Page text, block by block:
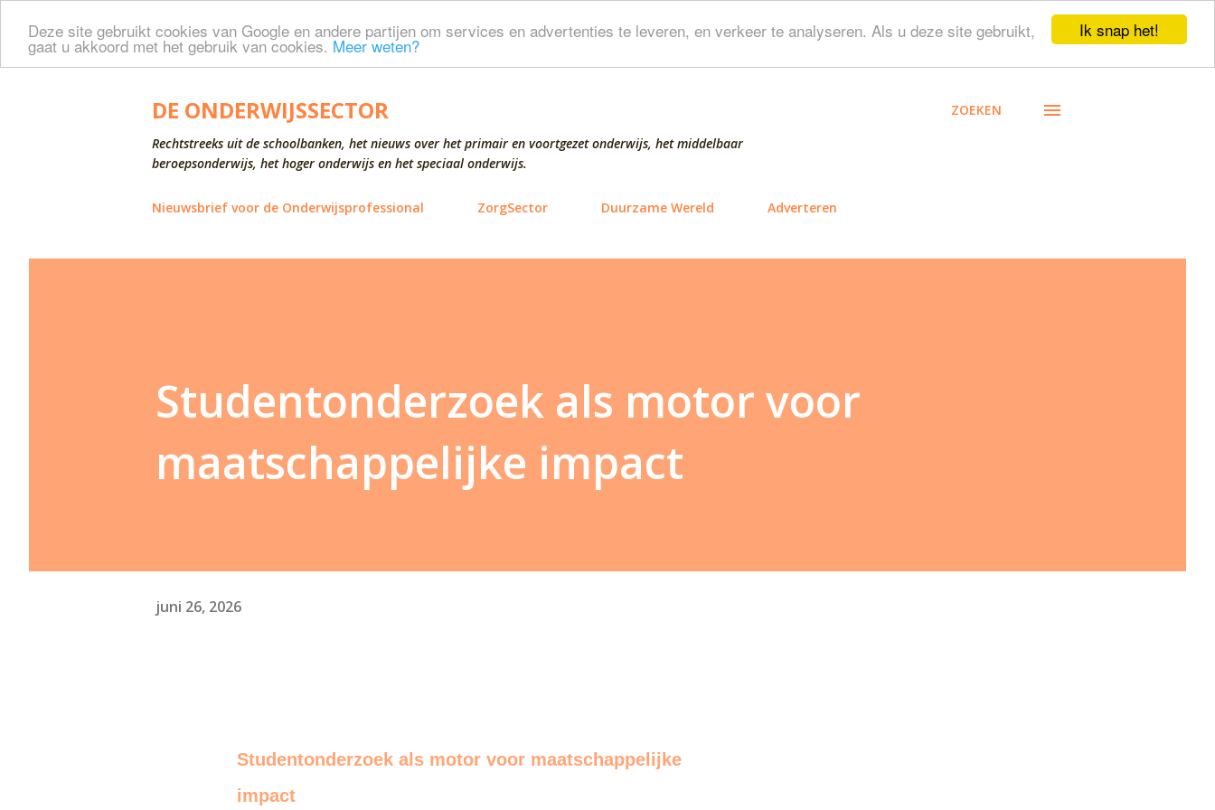
Ik snap het!
Deze site gebruikt cookies van Google en andere partijen om services en advertenties te leveren, en verkeer te analyseren. Als u deze site gebruikt,
gaat u akkoord met het gebruik van cookies. Meer weten?
Doorgaan naar hoofdcontent
DE ONDERWIJSSECTOR
Rechtstreeks uit de schoolbanken, het nieuws over het primair en voortgezet onderwijs, het middelbaar
beroepsonderwijs, het hoger onderwijs en het speciaal onderwijs.
ZOEKEN
Nieuwsbrief voor de Onderwijsprofessional ZorgSector Duurzame Wereld Adverteren
Studentonderzoek als motor voor
maatschappelijke impact
juni 26, 2026
Studentonderzoek als motor voor maatschappelijke
impact